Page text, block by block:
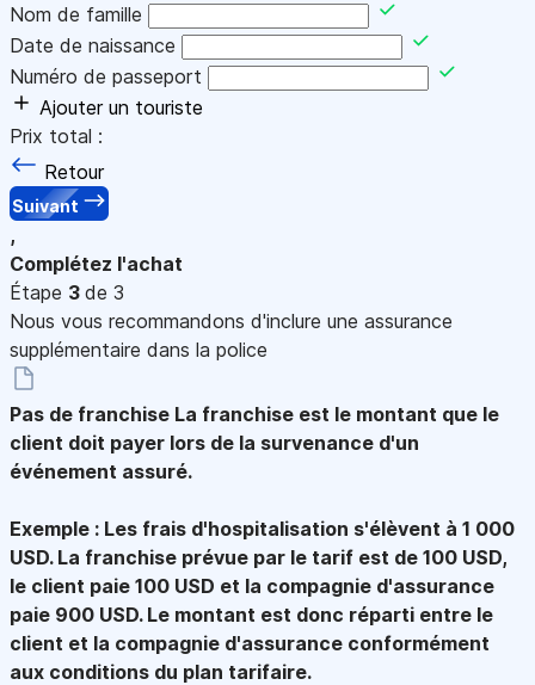
Nom de famille
Date de naissance
Numéro de passeport
Ajouter un touriste
Prix total :
Retour
Suivant
,
Complétez l'achat
Étape 3 de 3
Nous vous recommandons d'inclure une assurance
supplémentaire dans la police
Pas de franchise La franchise est le montant que le
client doit payer lors de la survenance d'un
événement assuré.
Exemple : Les frais d'hospitalisation s'élèvent à 1 000
USD. La franchise prévue par le tarif est de 100 USD,
le client paie 100 USD et la compagnie d'assurance
paie 900 USD. Le montant est donc réparti entre le
client et la compagnie d'assurance conformément
aux conditions du plan tarifaire.